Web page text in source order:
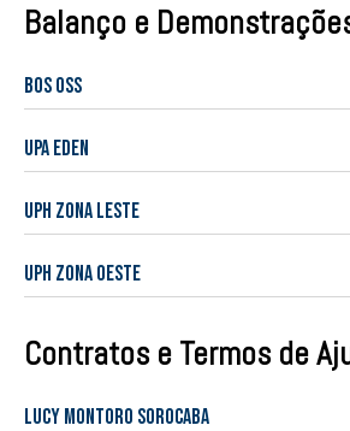
Balanço e
BOS OSS
UPA Eden
UPH Zona Leste
UPH Zona Oeste
Contratos e Termos de
LUCY MONTORO SOROCABA